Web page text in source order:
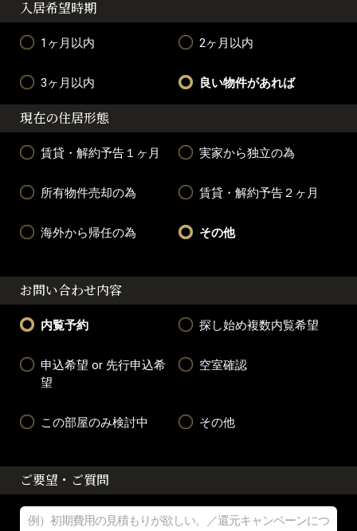
入居希望時期
1ヶ月以内 2ヶ月以内
3ヶ月以内 良い物件があれば
現在の住居形態
賃貸・解約予告１ヶ月 実家から独立の為
所有物件売却の為 賃貸・解約予告２ヶ月
海外から帰任の為 その他
お問い合わせ内容
内覧予約 探し始め複数内覧希望
申込希望 or 先行申込希
望
空室確認
この部屋のみ検討中 その他
ご要望・ご質問